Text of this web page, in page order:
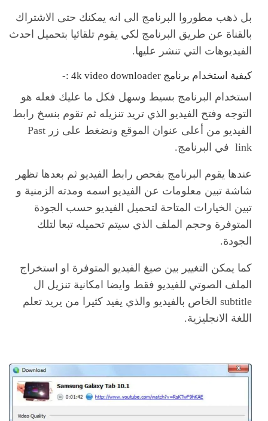
بل ذهب مطوروا البرنامج الى انه يمكنك حتى الاشتراك
بالقناة عن طريق البرنامج لكي يقوم تلقائيا بتحميل احدث
الفيديوهات التي تنشر عليها.
كيفية استخدام برنامج 4k video downloader :-
استخدام البرنامج بسيط وسهل فكل ما عليك فعله هو
التوجه وفتح الفيديو الذي تريد تنزيله ثم تقوم بنسخ رابط
الفيديو من أعلى عنوان الموقع ونضغط على زر Past
link في البرنامج.
عندها يقوم البرنامج بفحص رابط الفيديو ثم بعدها تظهر
شاشة تبين معلومات عن الفيديو اسمه ومدته الزمنية و
تبين الخيارات المتاحة لتحميل الفيديو حسب الجودة
المتوفرة وحجم الملف الذي سيتم تحميله تبعا لتلك
الجودة.
كما يمكن التغيير بين صيغ الفيديو المتوفرة او استخراج
الملف الصوتي للفيديو فقط وايضا امكانية تنزيل ال
subtitle الخاص بالفيديو والذي يفيد كثيرا من يريد تعلم
اللغة الانجليزية.